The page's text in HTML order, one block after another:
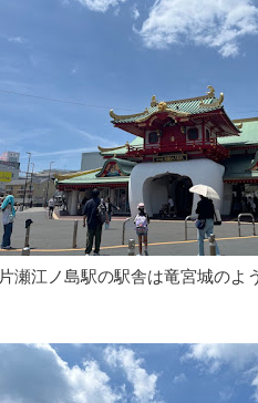
片瀬江ノ島駅の駅舎は竜宮城のよ